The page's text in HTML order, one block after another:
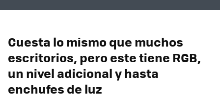
Cuesta lo mismo que muchos
escritorios, pero este tiene RGB,
un nivel adicional y hasta
enchufes de luz